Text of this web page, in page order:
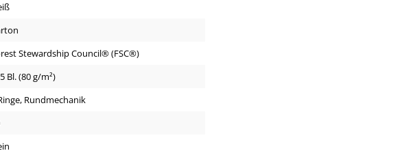
Stewardship Council® (FSC®)
Bl. (80 g/m²)
Rundmechanik